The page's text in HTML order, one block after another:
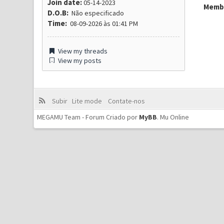
Join date:05-14-2023
D.O.B:Não especificado
Time:08-09-2026 às 01:41 PM
View my threads
View my posts
Subir Lite mode
Contate-nos
MEGAMU Team - Forum Criado por MyBB.Mu Online